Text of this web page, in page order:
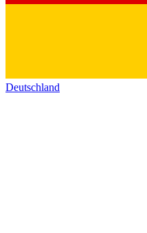
Deutschland